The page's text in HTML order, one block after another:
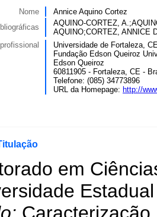
Nome
Annice Aquino Cortez
AQUINO-CORTEZ,
AQUINO;CORTEZ, ANNICE
Universidade de Fortaleza,
Fundação Edson Queiroz
Edson Queiroz
60811905 - Fortaleza, CE -
Telefone: (085) 34773896
URL da Homepage: http://
em